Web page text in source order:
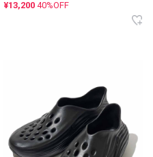
¥13,200 40%OFF